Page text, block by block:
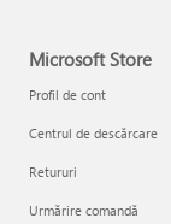
Microsoft Store
Profil de cont
Centrul de descărcare
Retururi
Urmărire comandă